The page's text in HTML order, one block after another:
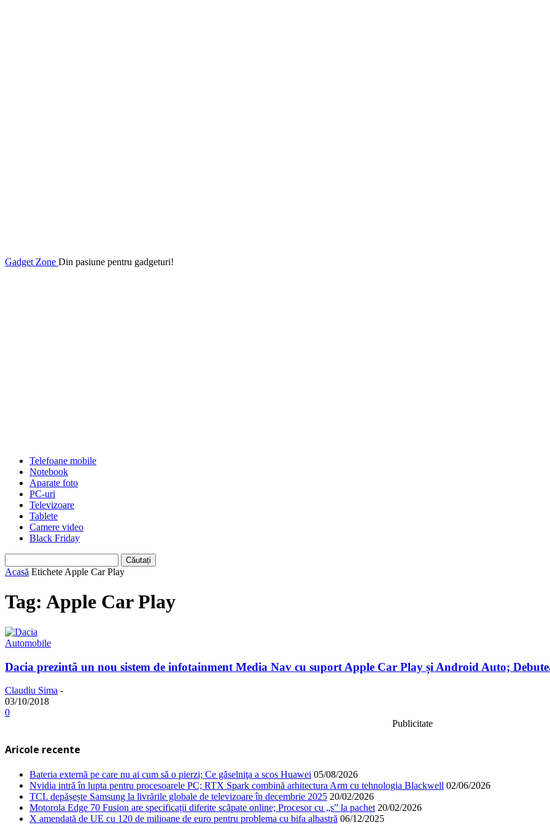
Gadget Zone Din pasiune pentru gadgeturi!
Telefoane mobile
Notebook
Aparate foto
PC-uri
Televizoare
Tablete
Camere video
Black Friday
Acasă Etichete Apple Car Play
Tag: Apple Car Play
Automobile
Dacia prezintă un nou sistem de infotainment Media Nav cu suport Apple Car Play și Android Auto;
Claudiu Sima -
03/10/2018
0
Publicitate
Aricole recente
Bateria externă pe care nu ai cum să o pierzi; Ce găselniţa a scos Huawei 05/08/2026
Nvidia intră în lupta pentru procesoarele PC; RTX Spark combină arhitectura Arm cu tehnologia Blackwell 02/06/2026
TCL depășește Samsung la livrările globale de televizoare în decembrie 2025 20/02/2026
Motorola Edge 70 Fusion are specificații diferite scăpate online; Procesor cu „s” la pachet 20/02/2026
X amendată de UE cu 120 de milioane de euro pentru problema cu bifa albastră 06/12/2025